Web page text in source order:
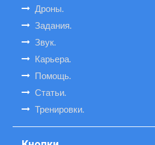
Дроны.
Задания.
Звук.
Карьера.
Помощь.
Статьи.
Тренировки.